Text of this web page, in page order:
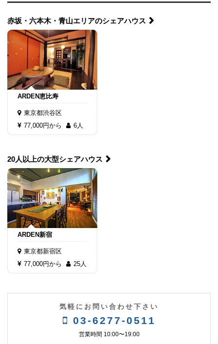
赤坂・六本木・青山エリアのシェアハウス
ARDEN恵比寿
東京都渋谷区
77,000円から
6人
20人以上の大型シェアハウス
ARDEN新宿
東京都新宿区
77,000円から
25人
気軽にお問い合わせ下さい
03-6277-0511
営業時間 10:00〜19:00